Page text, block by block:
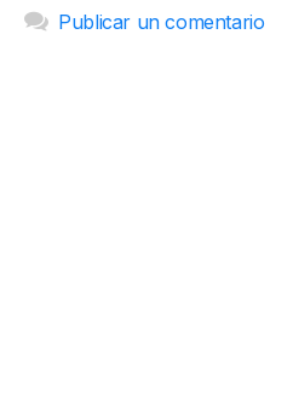
Publicar un comentario